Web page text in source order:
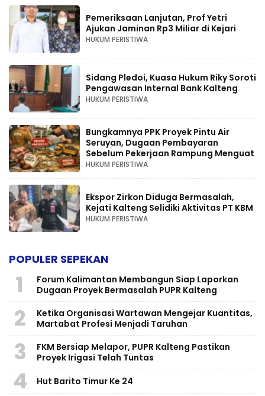
Pemeriksaan Lanjutan, Prof Yetri
Ajukan Jaminan Rp3 Miliar di Kejari
HUKUM PERISTIWA
Sidang Pledoi, Kuasa Hukum Riky Soroti
Pengawasan Internal Bank Kalteng
HUKUM PERISTIWA
Bungkamnya PPK Proyek Pintu Air
Seruyan, Dugaan Pembayaran
Sebelum Pekerjaan Rampung Menguat
HUKUM PERISTIWA
Ekspor Zirkon Diduga Bermasalah,
Kejati Kalteng Selidiki Aktivitas PT KBM
HUKUM PERISTIWA
POPULER SEPEKAN
1
Forum Kalimantan Membangun Siap Laporkan
Dugaan Proyek Bermasalah PUPR Kalteng
2
Ketika Organisasi Wartawan Mengejar Kuantitas,
Martabat Profesi Menjadi Taruhan
3
FKM Bersiap Melapor, PUPR Kalteng Pastikan
Proyek Irigasi Telah Tuntas
4 Hut Barito Timur Ke 24